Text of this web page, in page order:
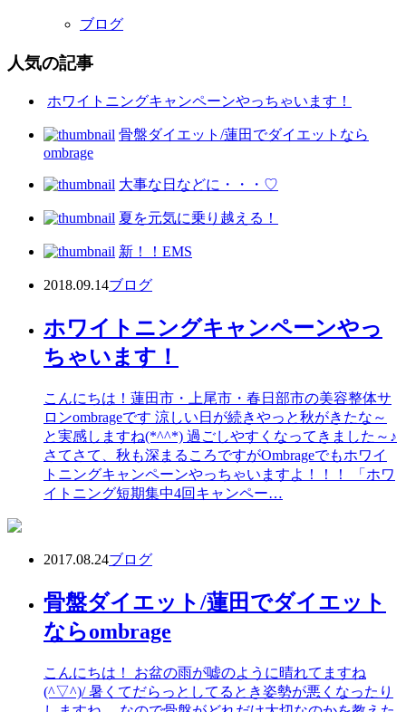
ブログ
人気の記事
ホワイトニングキャンペーンやっちゃいます！
骨盤ダイエット/蓮田でダイエットなら
ombrage
大事な日などに・・・♡
夏を元気に乗り越える！
新！！EMS
2018.09.14ブログ
ホワイトニングキャンペーンやっ
ちゃいます！
こんにちは！蓮田市・上尾市・春日部市の美容整体サ
ロンombrageです 涼しい日が続きやっと秋がきたな～
と実感しますね(*^^*) 過ごしやすくなってきました～♪
さてさて、秋も深まるころですがOmbrageでもホワイ
トニングキャンペーンやっちゃいますよ！！！ 「ホワ
イトニング短期集中4回キャンペー…
2017.08.24ブログ
骨盤ダイエット/蓮田でダイエット
ならombrage
こんにちは！ お盆の雨が嘘のように晴れてますね
(^▽^)/ 暑くてだらっとしてるとき姿勢が悪くなったり